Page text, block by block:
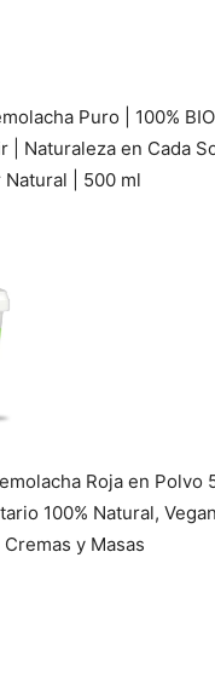
Puro | 100%
| Naturaleza en Cada
| 500 ml
Roja en Polvo
100% Natural,
y Masas